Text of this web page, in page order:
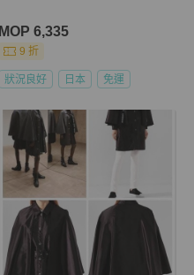
MOP 6,335
9 折
狀況良好 日本 免運